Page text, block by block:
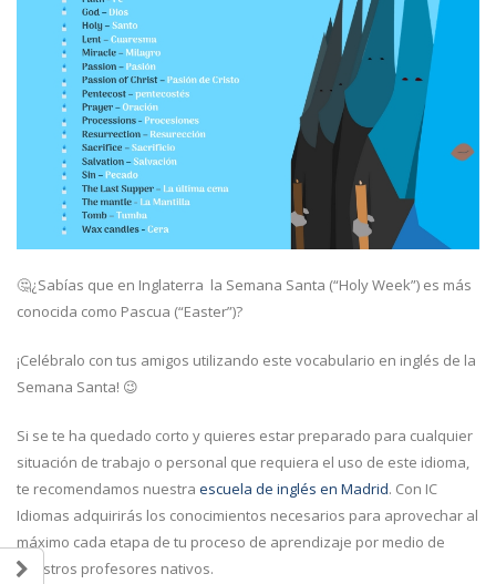
🤔¿Sabías que en Inglaterra la Semana Santa (“Holy Week”) es más
conocida como Pascua (“Easter”)?
¡Celébralo con tus amigos utilizando este vocabulario en inglés de la
Semana Santa! 😉
Si se te ha quedado corto y quieres estar preparado para cualquier
situación de trabajo o personal que requiera el uso de este idioma,
te recomendamos nuestra escuela de inglés en Madrid. Con IC
Idiomas adquirirás los conocimientos necesarios para aprovechar al
máximo cada etapa de tu proceso de aprendizaje por medio de
nuestros profesores nativos.